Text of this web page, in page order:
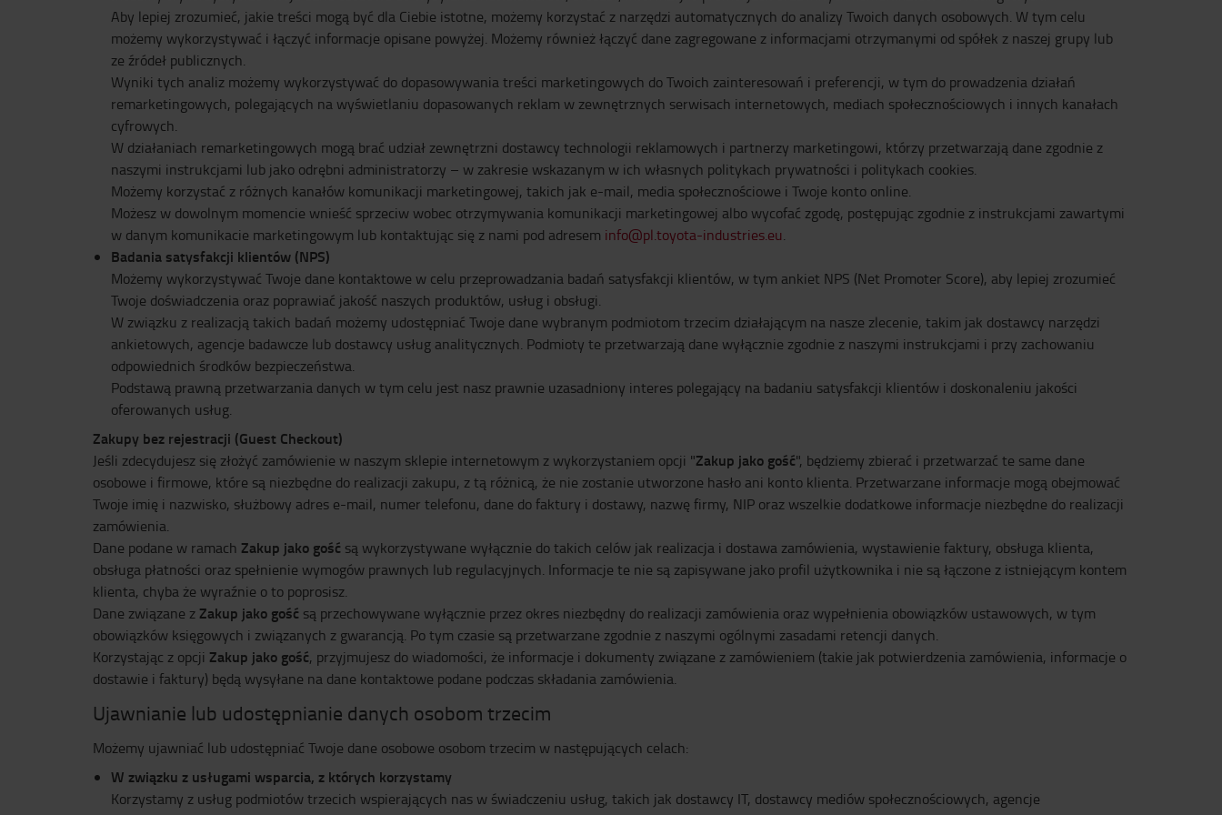
Aby lepiej zrozumieć, jakie treści mogą być dla Ciebie istotne, możemy korzystać z narzędzi automatycznych do analizy Twoich danych osobowych. W tym celu
możemy wykorzystywać i łączyć informacje opisane powyżej. Możemy również łączyć dane zagregowane z informacjami otrzymanymi od spółek z naszej grupy lub
ze źródeł publicznych.
Wyniki tych analiz możemy wykorzystywać do dopasowywania treści marketingowych do Twoich zainteresowań i preferencji, w tym do prowadzenia działań
remarketingowych, polegających na wyświetlaniu dopasowanych reklam w zewnętrznych serwisach internetowych, mediach społecznościowych i innych kanałach
cyfrowych.
W działaniach remarketingowych mogą brać udział zewnętrzni dostawcy technologii reklamowych i partnerzy marketingowi, którzy przetwarzają dane zgodnie z
naszymi instrukcjami lub jako odrębni administratorzy – w zakresie wskazanym w ich własnych politykach prywatności i politykach cookies.
Możemy korzystać z różnych kanałów komunikacji marketingowej, takich jak e-mail, media społecznościowe i Twoje konto online.
Możesz w dowolnym momencie wnieść sprzeciw wobec otrzymywania komunikacji marketingowej albo wycofać zgodę, postępując zgodnie z instrukcjami zawartymi
w danym komunikacie marketingowym lub kontaktując się z nami pod adresem info@pl.toyota-industries.eu.
Badania satysfakcji klientów (NPS)
Możemy wykorzystywać Twoje dane kontaktowe w celu przeprowadzania badań satysfakcji klientów, w tym ankiet NPS (Net Promoter Score), aby lepiej zrozumieć
Twoje doświadczenia oraz poprawiać jakość naszych produktów, usług i obsługi.
W związku z realizacją takich badań możemy udostępniać Twoje dane wybranym podmiotom trzecim działającym na nasze zlecenie, takim jak dostawcy narzędzi
ankietowych, agencje badawcze lub dostawcy usług analitycznych. Podmioty te przetwarzają dane wyłącznie zgodnie z naszymi instrukcjami i przy zachowaniu
odpowiednich środków bezpieczeństwa.
Podstawą prawną przetwarzania danych w tym celu jest nasz prawnie uzasadniony interes polegający na badaniu satysfakcji klientów i doskonaleniu jakości
oferowanych usług.
Zakupy bez rejestracji (Guest Checkout)
Jeśli zdecydujesz się złożyć zamówienie w naszym sklepie internetowym z wykorzystaniem opcji "Zakup jako gość", będziemy zbierać i przetwarzać te same dane
osobowe i firmowe, które są niezbędne do realizacji zakupu, z tą różnicą, że nie zostanie utworzone hasło ani konto klienta. Przetwarzane informacje mogą obejmować
Twoje imię i nazwisko, służbowy adres e-mail, numer telefonu, dane do faktury i dostawy, nazwę firmy, NIP oraz wszelkie dodatkowe informacje niezbędne do realizacji
zamówienia.
Dane podane w ramach Zakup jako gość są wykorzystywane wyłącznie do takich celów jak realizacja i dostawa zamówienia, wystawienie faktury, obsługa klienta,
obsługa płatności oraz spełnienie wymogów prawnych lub regulacyjnych. Informacje te nie są zapisywane jako profil użytkownika i nie są łączone z istniejącym kontem
klienta, chyba że wyraźnie o to poprosisz.
Dane związane z Zakup jako gość są przechowywane wyłącznie przez okres niezbędny do realizacji zamówienia oraz wypełnienia obowiązków ustawowych, w tym
obowiązków księgowych i związanych z gwarancją. Po tym czasie są przetwarzane zgodnie z naszymi ogólnymi zasadami retencji danych.
Korzystając z opcji Zakup jako gość, przyjmujesz do wiadomości, że informacje i dokumenty związane z zamówieniem (takie jak potwierdzenia zamówienia, informacje o
dostawie i faktury) będą wysyłane na dane kontaktowe podane podczas składania zamówienia.
Ujawnianie lub udostępnianie danych osobom trzecim
Możemy ujawniać lub udostępniać Twoje dane osobowe osobom trzecim w następujących celach:
W związku z usługami wsparcia, z których korzystamy
Korzystamy z usług podmiotów trzecich wspierających nas w świadczeniu usług, takich jak dostawcy IT, dostawcy mediów społecznościowych, agencje